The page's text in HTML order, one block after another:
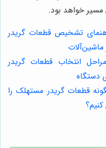
مسیر خواهد بود.
تشخیص قطعات گریدر
انتخاب قطعات گریدر
دستگاه
قطعات گریدر مستهلک را